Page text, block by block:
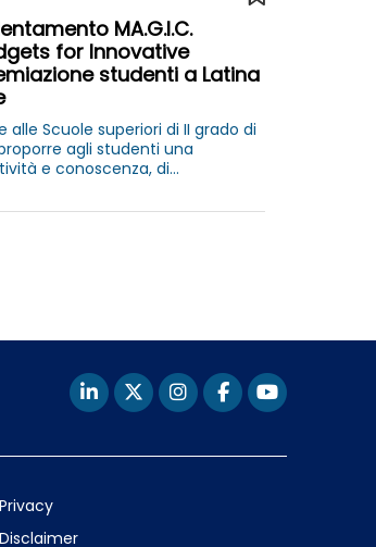
MA.G.I.C.
for Innovative
studenti a Latina
Scuole superiori di II grado di
agli studenti una
e conoscenza, di
e auto-apprendimento in
tecnologico
Privacy
Disclaimer